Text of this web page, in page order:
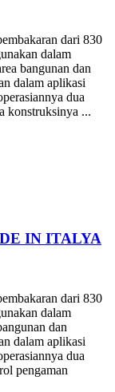
dari 830
dalam
bangunan dan
dalam aplikasi
dua
konstruksinya ...
IN ITALYA
dari 830
dalam
dan
dalam aplikasi
dua
pengaman